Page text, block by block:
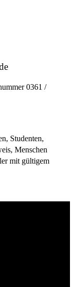
0361 /
Studenten,
Menschen
mit gültigem